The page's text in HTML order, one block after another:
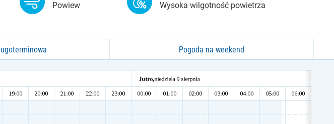
Powiew Wysoka wilgotność powietrza
Pogoda na weekend